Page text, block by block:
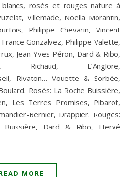
rosés et rouges nature à
Villemade, Noëlla Morantin,
Philippe Chevarin, Vincent
Gonzalvez, Philippe Valette,
Jean-Yves Péron, Dard & Ribo,
Richaud, L’Anglore,
Rivaton… Vouette & Sorbée,
Rosés: La Roche Buissière,
Les Terres Promises, Pibarot,
Bernier, Drappier. Rouges:
Buissière, Dard & Ribo, Hervé
READ MORE